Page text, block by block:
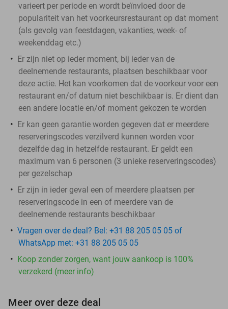
varieert per periode en wordt beïnvloed door de
populariteit van het voorkeursrestaurant op dat moment
(als gevolg van feestdagen, vakanties, week- of
weekenddag etc.)
Er zijn niet op ieder moment, bij ieder van de
deelnemende restaurants, plaatsen beschikbaar voor
deze actie. Het kan voorkomen dat de voorkeur voor een
restaurant en/of datum niet beschikbaar is. Er dient dan
een andere locatie en/of moment gekozen te worden
Er kan geen garantie worden gegeven dat er meerdere
reserveringscodes verzilverd kunnen worden voor
dezelfde dag in hetzelfde restaurant. Er geldt een
maximum van 6 personen (3 unieke reserveringscodes)
per gezelschap
Er zijn in ieder geval een of meerdere plaatsen per
reserveringscode in een of meerdere van de
deelnemende restaurants beschikbaar
Vragen over de deal? Bel: +31 88 205 05 05 of
WhatsApp met: +31 88 205 05 05
Koop zonder zorgen, want jouw aankoop is 100%
verzekerd (meer info)
Meer over deze deal